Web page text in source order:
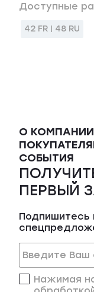
Доступные
42 FR | 48 RU
О КОМПАНИИ
СОБЫТИЯ
ПЕРВЫЙ
Подпишитесь
Нажимая